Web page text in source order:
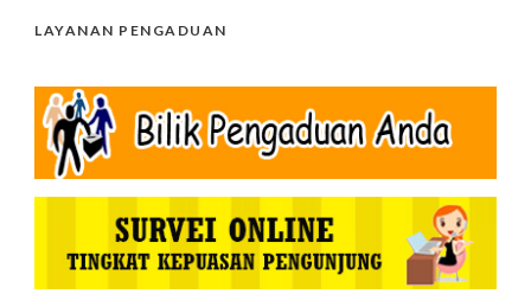
LAYANAN PENGADUAN